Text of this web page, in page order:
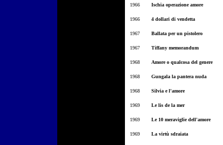
1966 Ischia operazione amore
1966 4 dollari di vendetta
1967 Ballata per un pistolero
1967 Tiffany memorandum
1968 Amore o qualcosa del genere
1968 Gungala la pantera nuda
1968 Silvia e l'amore
1969 Le lis de la mer
1969 Le 10 meraviglie dell'amore
1969 La virtù sdraiata